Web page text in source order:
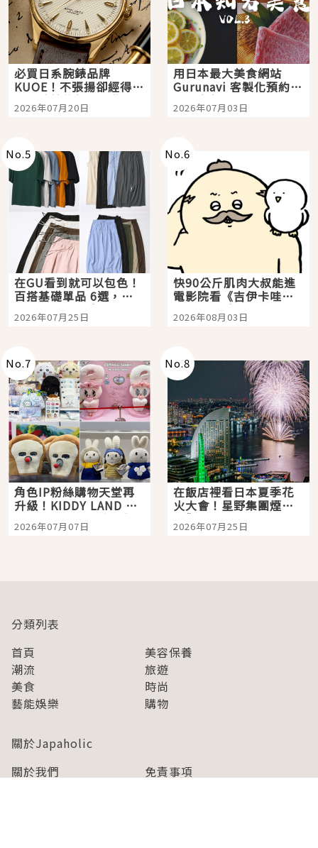
必買日系腕錶品牌
KUOE！不張揚卻經得起
時間洗鍊的經典之作五
選
2026年07月20日
用日本最大美食網站
Gurunavi 客製化預約九
大都市餐廳，打造專屬
美食體驗！
2026年07月03日
No.5
在GU看到就可以包色！
百搭基礎單品 6選，閉
眼全收也不心疼
2026年07月25日
No.6
快90公斤肌肉大叔能進
電影院看《吉伊卡哇》
嗎？日本重金屬樂團
「打首」會長與nagano
2026年08月03日
No.7
角色IP粉絲購物天堂再
升級！KIDDY LAND 原
宿店吉伊卡哇迎客，新
開幕 OMOKADO 店3分
2026年07月07日
No.8
在飯店裡看日本夏季花
火大會！星野集團煙火
景觀飯店6選，讓你不用
人擠人悠閒欣賞
2026年07月25日
分類列表
首頁
美容保養
潮流
旅遊
美食
時尚
藝能娛樂
購物
關於Japaholic
關於我們
免責事項